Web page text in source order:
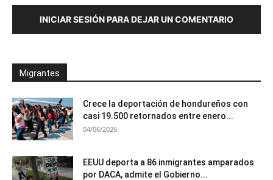
INICIAR SESIÓN PARA DEJAR UN COMENTARIO
Migrantes
Crece la deportación de hondureños con
casi 19.500 retornados entre enero...
04/06/2026
EEUU deporta a 86 inmigrantes amparados
por DACA, admite el Gobierno...